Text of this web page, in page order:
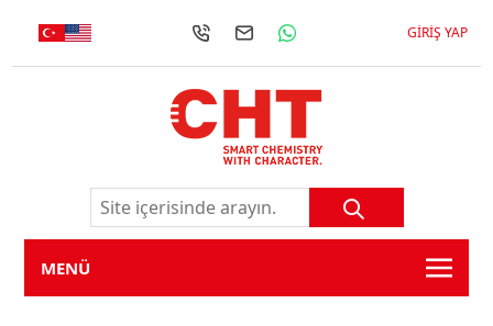
GIRIŞ YAP
MENÜ